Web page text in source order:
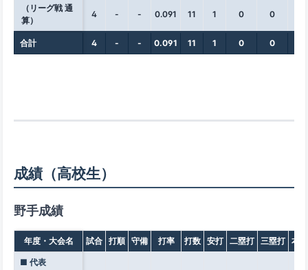
（リーグ戦 通
算）
4 - - 0.091 11 1 0 0
合計 4 - - 0.091 11 1 0 0
成績（高校生）
野手成績
年度・大会名 試合 打順 守備 打率 打数 安打 二塁打 三塁打 本
■ 代表